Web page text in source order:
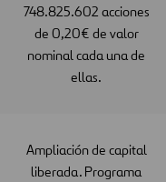
748.825.602 acciones
de 0,20€ de valor
nominal cada una de
ellas.
Ampliación de capital
liberada. Programa